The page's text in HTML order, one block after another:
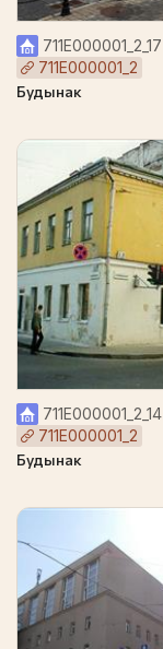
711Е000001_2_17
711Е000001_2
Будынак
711Е000001_2_14
711Е000001_2
Будынак